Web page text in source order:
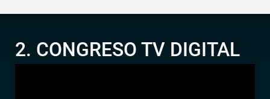
2. CONGRESO TV DIGITAL